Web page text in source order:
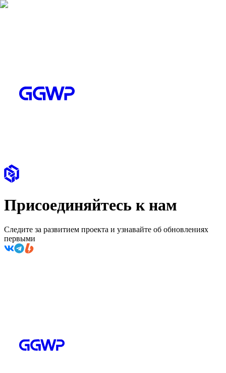
Присоединяйтесь к нам
Следите за развитием проекта и узнавайте об обновлениях
первыми